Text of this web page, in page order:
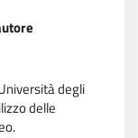
degli
delle